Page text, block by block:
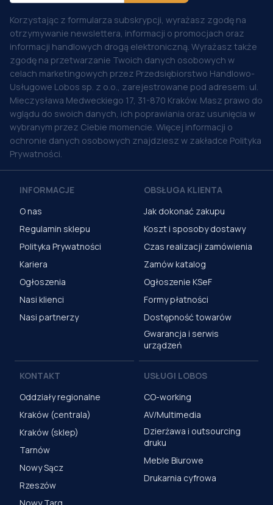
Korzystając z formularza subskrypcji, wyrażasz zgodę na
otrzymywanie newslettera, informacji o promocjach oraz
informacji handlowych drogą elektroniczną. Wyrażasz także
zgodę na przetwarzanie Twoich danych osobowych w
celach marketingowych przez Przedsiębiorstwo Handlowo-
Usługowe Lobos sp. z o.o., zarejestrowane pod adresem: ul.
Mieczysława Medweckiego 17, 31-870 Kraków. Masz prawo do
wglądu do swoich danych, ich poprawiania oraz usunięcia w
wybranym przez Ciebie momencie. Więcej informacji o
ochronie danych osobowych znajdziesz w zakładce Polityka
Prywatności.
INFORMACJE
O nas
Regulamin sklepu
Polityka Prywatności
Kariera
Ogłoszenia
Nasi klienci
Nasi partnerzy
OBSŁUGA KLIENTA
Jak dokonać zakupu
Koszt i sposoby dostawy
Czas realizacji zamówienia
Zamów katalog
Ogłoszenie KSeF
Formy płatności
Dostępność towarów
Gwarancja i serwis
urządzeń
KONTAKT
Oddziały regionalne
Kraków (centrala)
Kraków (sklep)
Tarnów
Nowy Sącz
Rzeszów
USŁUGI LOBOS
CO-working
AV/Multimedia
Dzierżawa i outsourcing
druku
Meble Biurowe
Drukarnia cyfrowa